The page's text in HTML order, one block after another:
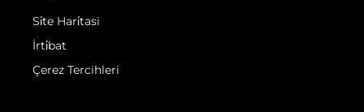
Si̇te Hari̇tasi
İrti̇bat
Çerez Tercihleri